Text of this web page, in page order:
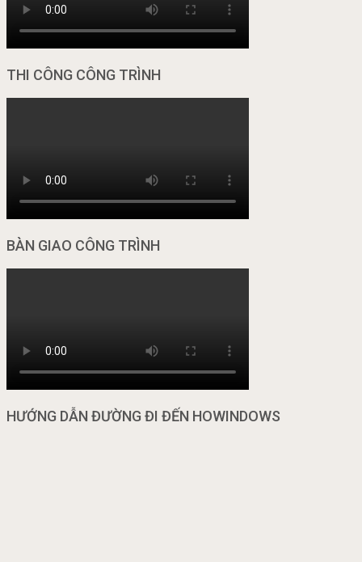
THI CÔNG CÔNG TRÌNH
BÀN GIAO CÔNG TRÌNH
HƯỚNG DẪN ĐƯỜNG ĐI ĐẾN HOWINDOWS